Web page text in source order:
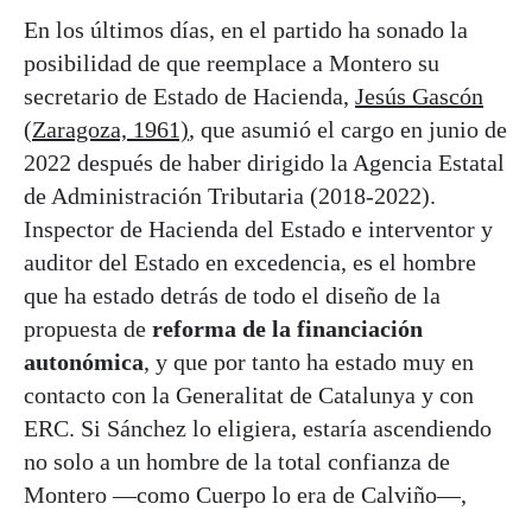
En los últimos días, en el partido ha sonado la
posibilidad de que reemplace a Montero su
secretario de Estado de Hacienda, Jesús Gascón
(Zaragoza, 1961), que asumió el cargo en junio de
2022 después de haber dirigido la Agencia Estatal
de Administración Tributaria (2018-2022).
Inspector de Hacienda del Estado e interventor y
auditor del Estado en excedencia, es el hombre
que ha estado detrás de todo el diseño de la
propuesta de reforma de la financiación
autonómica, y que por tanto ha estado muy en
contacto con la Generalitat de Catalunya y con
ERC. Si Sánchez lo eligiera, estaría ascendiendo
no solo a un hombre de la total confianza de
Montero —como Cuerpo lo era de Calviño—,